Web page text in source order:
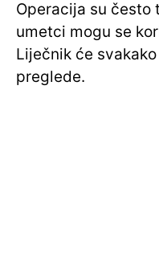
Operacija su često
umetci mogu se
Liječnik će
preglede.